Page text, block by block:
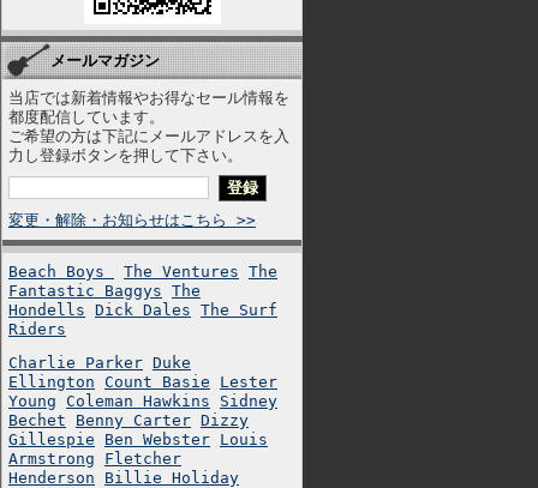
メールマガジン
当店では新着情報やお得なセール情報を
都度配信しています。
ご希望の方は下記にメールアドレスを入
力し登録ボタンを押して下さい。
変更・解除・お知らせはこちら >>
Beach Boys The Ventures The
Fantastic Baggys The
Hondells Dick Dales The Surf
Riders
Charlie Parker Duke
Ellington Count Basie
Lester
Young Coleman Hawkins
Sidney
Bechet
Benny Carter Dizzy
Gillespie
Ben Webster Louis
Armstrong
Fletcher
Henderson
Billie Holiday